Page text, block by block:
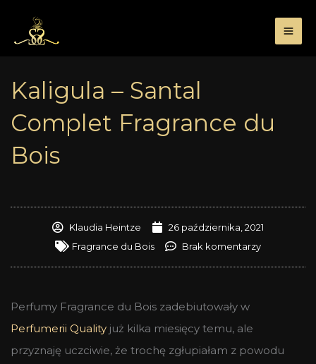
treści
Kaligula – Santal
Complet Fragrance du
Bois
Klaudia Heintze
26 października, 2021
Fragrance du Bois
Brak komentarzy
Perfumy Fragrance du Bois zadebiutowały w
Perfumerii Quality już kilka miesięcy temu, ale
przyznaję uczciwie, że trochę zgłupiałam z powodu